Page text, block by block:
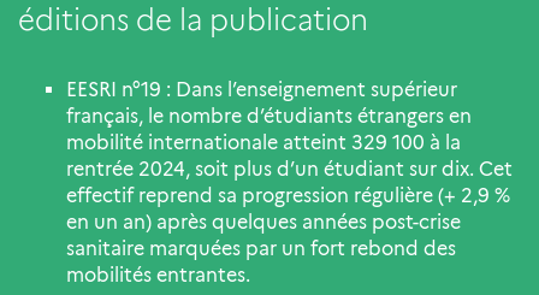
éditions de la publication
EESRI n°19 : Dans l’enseignement supérieur
français, le nombre d’étudiants étrangers en
mobilité internationale atteint 329 100 à la
rentrée 2024, soit plus d’un étudiant sur dix. Cet
effectif reprend sa progression régulière (+ 2,9 %
en un an) après quelques années post-crise
sanitaire marquées par un fort rebond des
mobilités entrantes.